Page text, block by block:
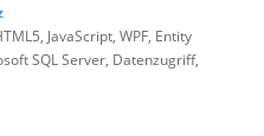
JavaScript, WPF, Entity
SQL Server, Datenzugriff,